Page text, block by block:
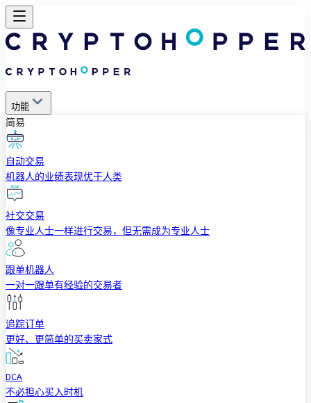
功能
简易
自动交易
机器人的业绩表现优于人类
社交交易
像专业人士一样进行交易，但无需成为专业人士
跟单机器人
一对一跟单有经验的交易者
追踪订单
更好、更简单的买卖家式
DCA
不必担心买入时机